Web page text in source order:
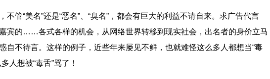
不管“美名”还是“恶名”、“臭名”，都会有巨大的利益不请自来。求广告代言
宾的……各式各样的机会，从网络世界转移到现实社会，出名者的身价立马
自不待言。这样的例子，近些年来屡见不鲜，也就难怪这么多人都想当“毒
多人想被“毒舌”骂了！